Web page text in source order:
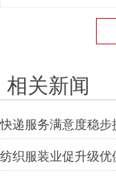
相关新闻
快递服务满意度稳
纺织服装业促升级